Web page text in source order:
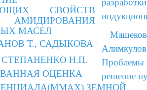
СВОЙСТВ
АМИДИРОВАНИЯ
МАСЕЛ
Т., САДЫКОВА
СТЕПАНЕНКО Н.П.
ОЦЕНКА
ЗЕМНОЙ
решение